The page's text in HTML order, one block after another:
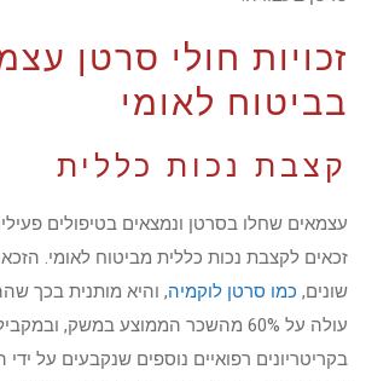
זכויות חולי סרטן
בביטוח לאומי
קצבת נכות כללית
עצמאים שחלו בסרטן ונמצאים בטיפולים
זכאים לקצבת נכות כללית מביטוח לאומי.
שונים, כמו סרטן לוקמיה, והיא מותנית בכך
עולה על 60% מהשכר הממוצע במשק,
בקריטריונים רפואיים נוספים שנקבעים על